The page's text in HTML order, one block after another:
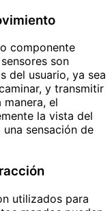
componente
son
del usuario, ya sea
y transmitir
el
la vista del
sensación de
utilizados para